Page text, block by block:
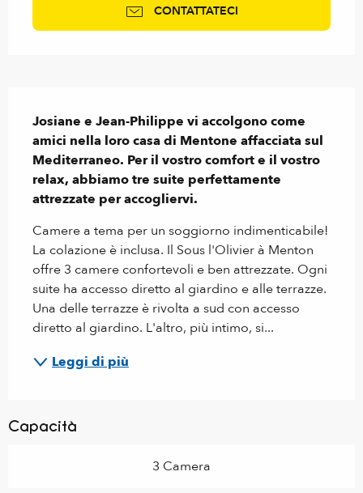
CONTATTATECI
Josiane e Jean-Philippe vi accolgono come
amici nella loro casa di Mentone affacciata sul
Mediterraneo. Per il vostro comfort e il vostro
relax, abbiamo tre suite perfettamente
attrezzate per accogliervi.
Camere a tema per un soggiorno indimenticabile!
La colazione è inclusa. Il Sous l'Olivier à Menton
offre 3 camere confortevoli e ben attrezzate. Ogni
suite ha accesso diretto al giardino e alle terrazze.
Una delle terrazze è rivolta a sud con accesso
diretto al giardino. L'altro, più intimo, si...
Leggi di più
Capacità
3 Camera